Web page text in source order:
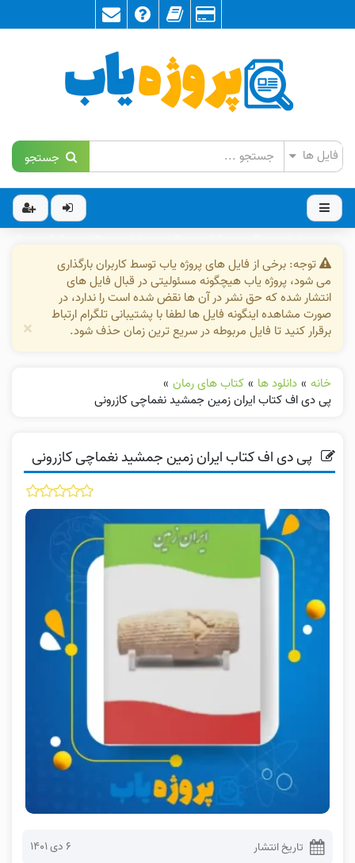
جستجو
توجه: برخی از فایل های پروژه یاب توسط کاربران بارگذاری
می شود، پروژه یاب هیچگونه مسئولیتی در قبال فایل های
انتشار شده که حق نشر در آن ها نقض شده است را ندارد، در
صورت مشاهده اینگونه فایل ها لطفا با پشتیبانی تلگرام ارتباط
برقرار کنید تا فایل مربوطه در سریع ترین زمان حذف شود.
×
خانه » دانلود ها » کتاب های رمان »
پی دی اف کتاب ایران زمین جمشید نغماچی کازرونی
پی دی اف کتاب ایران زمین جمشید نغماچی کازرونی
تاریخ انتشار ۶ دی ۱۴۰۱